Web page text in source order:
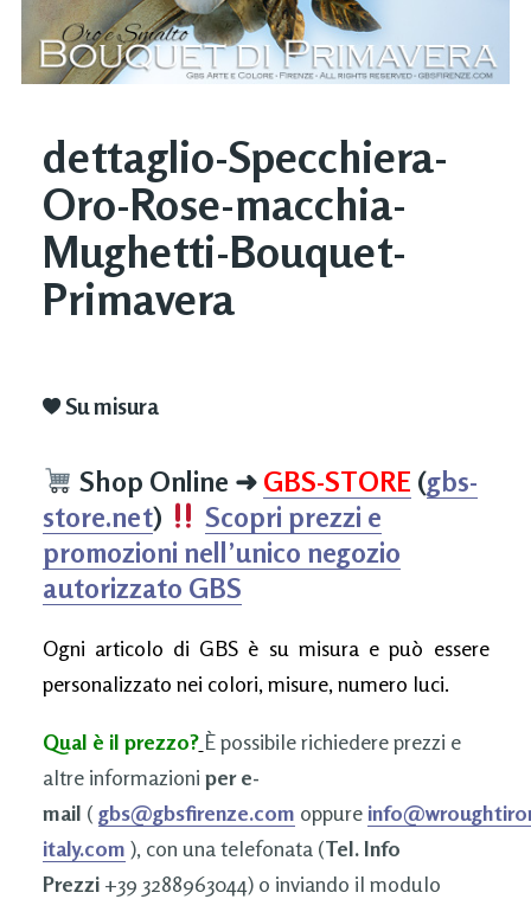
dettaglio-Specchiera-
Oro-Rose-macchia-
Mughetti-Bouquet-
Primavera
Su misura
Shop Online ➜ GBS-STORE (gbs-
store.net)
Scopri prezzi e
promozioni nell’unico negozio
autorizzato GBS
Ogni articolo di GBS è su misura e può essere
personalizzato nei colori, misure, numero luci.
Qual è il prezzo? È possibile richiedere prezzi e
altre informazioni per e-
mail ( gbs@gbsfirenze.com oppure
italy.com ), con una telefonata (Tel. Info
Prezzi+39 3288963044) o inviando il modulo